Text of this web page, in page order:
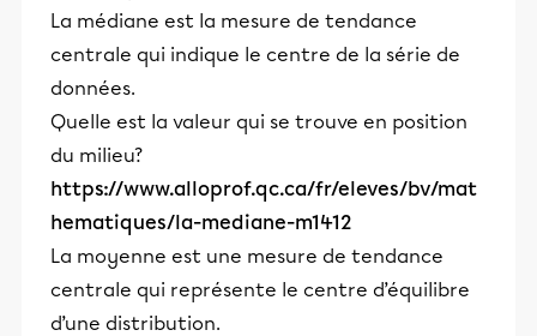
La médiane est la mesure de tendance
centrale qui indique le centre de la série de
données.
Quelle est la valeur qui se trouve en position
du milieu?
https://www.alloprof.qc.ca/fr/eleves/bv/mat
hematiques/la-mediane-m1412
La moyenne est une mesure de tendance
centrale qui représente le centre d’équilibre
d’une distribution.